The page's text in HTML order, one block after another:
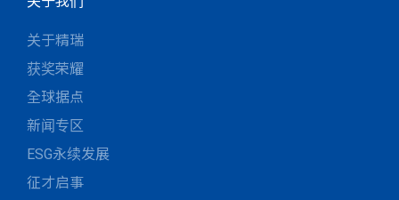
关于精瑞
获奖荣耀
全球据点
新闻专区
ESG永续发展
征才启事